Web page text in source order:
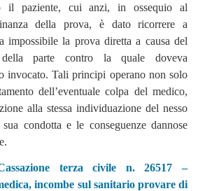
il paziente, cui anzi, in ossequio al
della prova, è dato ricorrere a
impossibile la prova diretta a causa del
della parte contro la quale doveva
invocato. Tali principi operano non solo
dell’eventuale colpa del medico,
alla stessa individuazione del nesso
condotta e le conseguenze dannose
terza civile n. 26517 –
incombe sul sanitario provare di